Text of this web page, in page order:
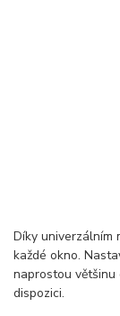
Díky univerzálním
každé okno.
naprostou většinu
dispozici.